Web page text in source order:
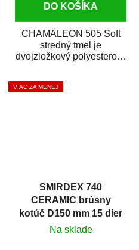
DO KOŠÍKA
CHAMÄLEON 505 Soft
stredný tmel je
dvojzložkový polyesterový
menšie nerovnosti. Má...
VIAC ZA MENEJ
SMIRDEX 740
CERAMIC brúsny
kotúč D150 mm 15 dier
suchý zips P600
Na sklade